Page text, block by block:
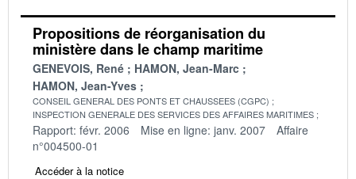
Propositions de réorganisation du
ministère dans le champ maritime
GENEVOIS, René
HAMON, Jean-Marc
HAMON, Jean-Yves
CONSEIL GENERAL DES PONTS ET CHAUSSEES (CGPC)
INSPECTION GENERALE DES SERVICES DES AFFAIRES MARITIMES
Rapport: févr. 2006 Mise en ligne: janv. 2007
Affaire
n°004500-01
Accéder à la notice